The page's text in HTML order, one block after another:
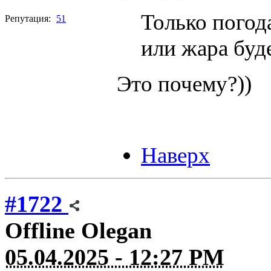
Репутация: 51
Только
или жара
Это почему?))
Наверх
#1722
Offline Olegan
05.04.2025 - 12:27 PM